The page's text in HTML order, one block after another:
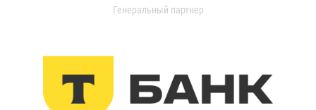
Генеральный партнер